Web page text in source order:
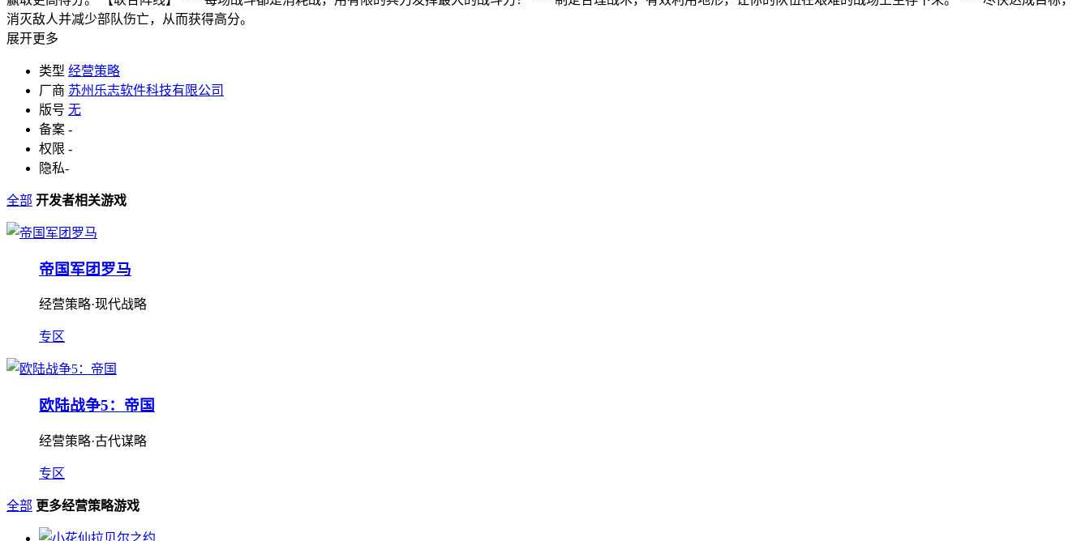
消灭敌人并减少部队伤亡，从而获得高分。
展开更多
类型 经营策略
厂商 苏州乐志软件科技有限公司
版号 无
备案 -
权限 -
隐私-
全部 开发者相关游戏
帝国军团罗马
经营策略·现代战略
专区
欧陆战争5：帝国
经营策略·古代谋略
专区
全部 更多经营策略游戏